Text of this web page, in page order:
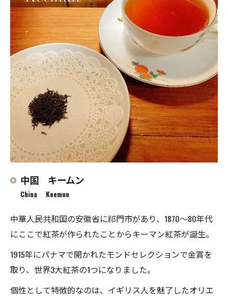
中国 キームン
China Keemun
中華人民共和国の安徽省に祁門市があり、1870〜80年代
にここで紅茶が作られたことからキーマン紅茶が誕生。
1915年にパナマで開かれたモンドセレクションで金賞を
取り、世界3大紅茶の1つになりました。
個性として特徴的なのは、イギリス人を魅了したオリエ